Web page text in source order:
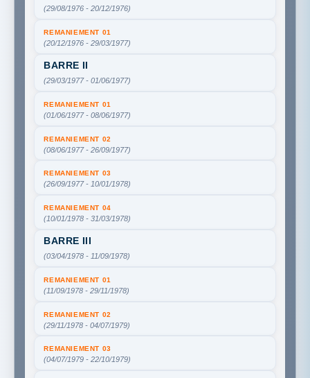
(29/08/1976 - 20/12/1976)
REMANIEMENT 01
(20/12/1976 - 29/03/1977)
BARRE II
(29/03/1977 - 01/06/1977)
REMANIEMENT 01
(01/06/1977 - 08/06/1977)
REMANIEMENT 02
(08/06/1977 - 26/09/1977)
REMANIEMENT 03
(26/09/1977 - 10/01/1978)
REMANIEMENT 04
(10/01/1978 - 31/03/1978)
BARRE III
(03/04/1978 - 11/09/1978)
REMANIEMENT 01
(11/09/1978 - 29/11/1978)
REMANIEMENT 02
(29/11/1978 - 04/07/1979)
REMANIEMENT 03
(04/07/1979 - 22/10/1979)